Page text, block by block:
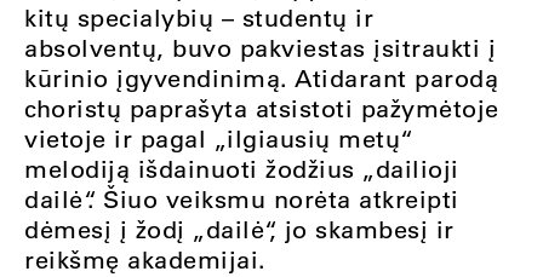
kitų specialybių – studentų ir
absolventų, buvo pakviestas įsitraukti į
kūrinio įgyvendinimą. Atidarant parodą
choristų paprašyta atsistoti pažymėtoje
vietoje ir pagal „ilgiausių metų“
melodiją išdainuoti žodžius „dailioji
dailė“. Šiuo veiksmu norėta atkreipti
dėmesį į žodį „dailė“, jo skambesį ir
reikšmę akademijai.